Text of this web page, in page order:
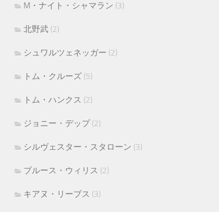
M・ナイト・シャマラン (3)
北野武 (2)
シュワルツェネッガー (2)
トム・クルーズ (5)
トム・ハンクス (2)
ジョニー・デップ(2)
シルヴェスター・スタローン (3)
ブルース・ウィリス (2)
キアヌ・リーブス (3)